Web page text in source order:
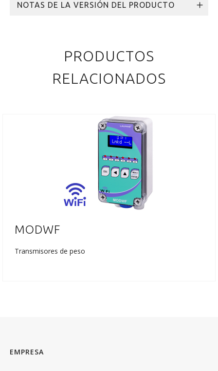
NOTAS DE LA VERSIÓN DEL PRODUCTO
PRODUCTOS
RELACIONADOS
MODWF
Transmisores de peso
EMPRESA